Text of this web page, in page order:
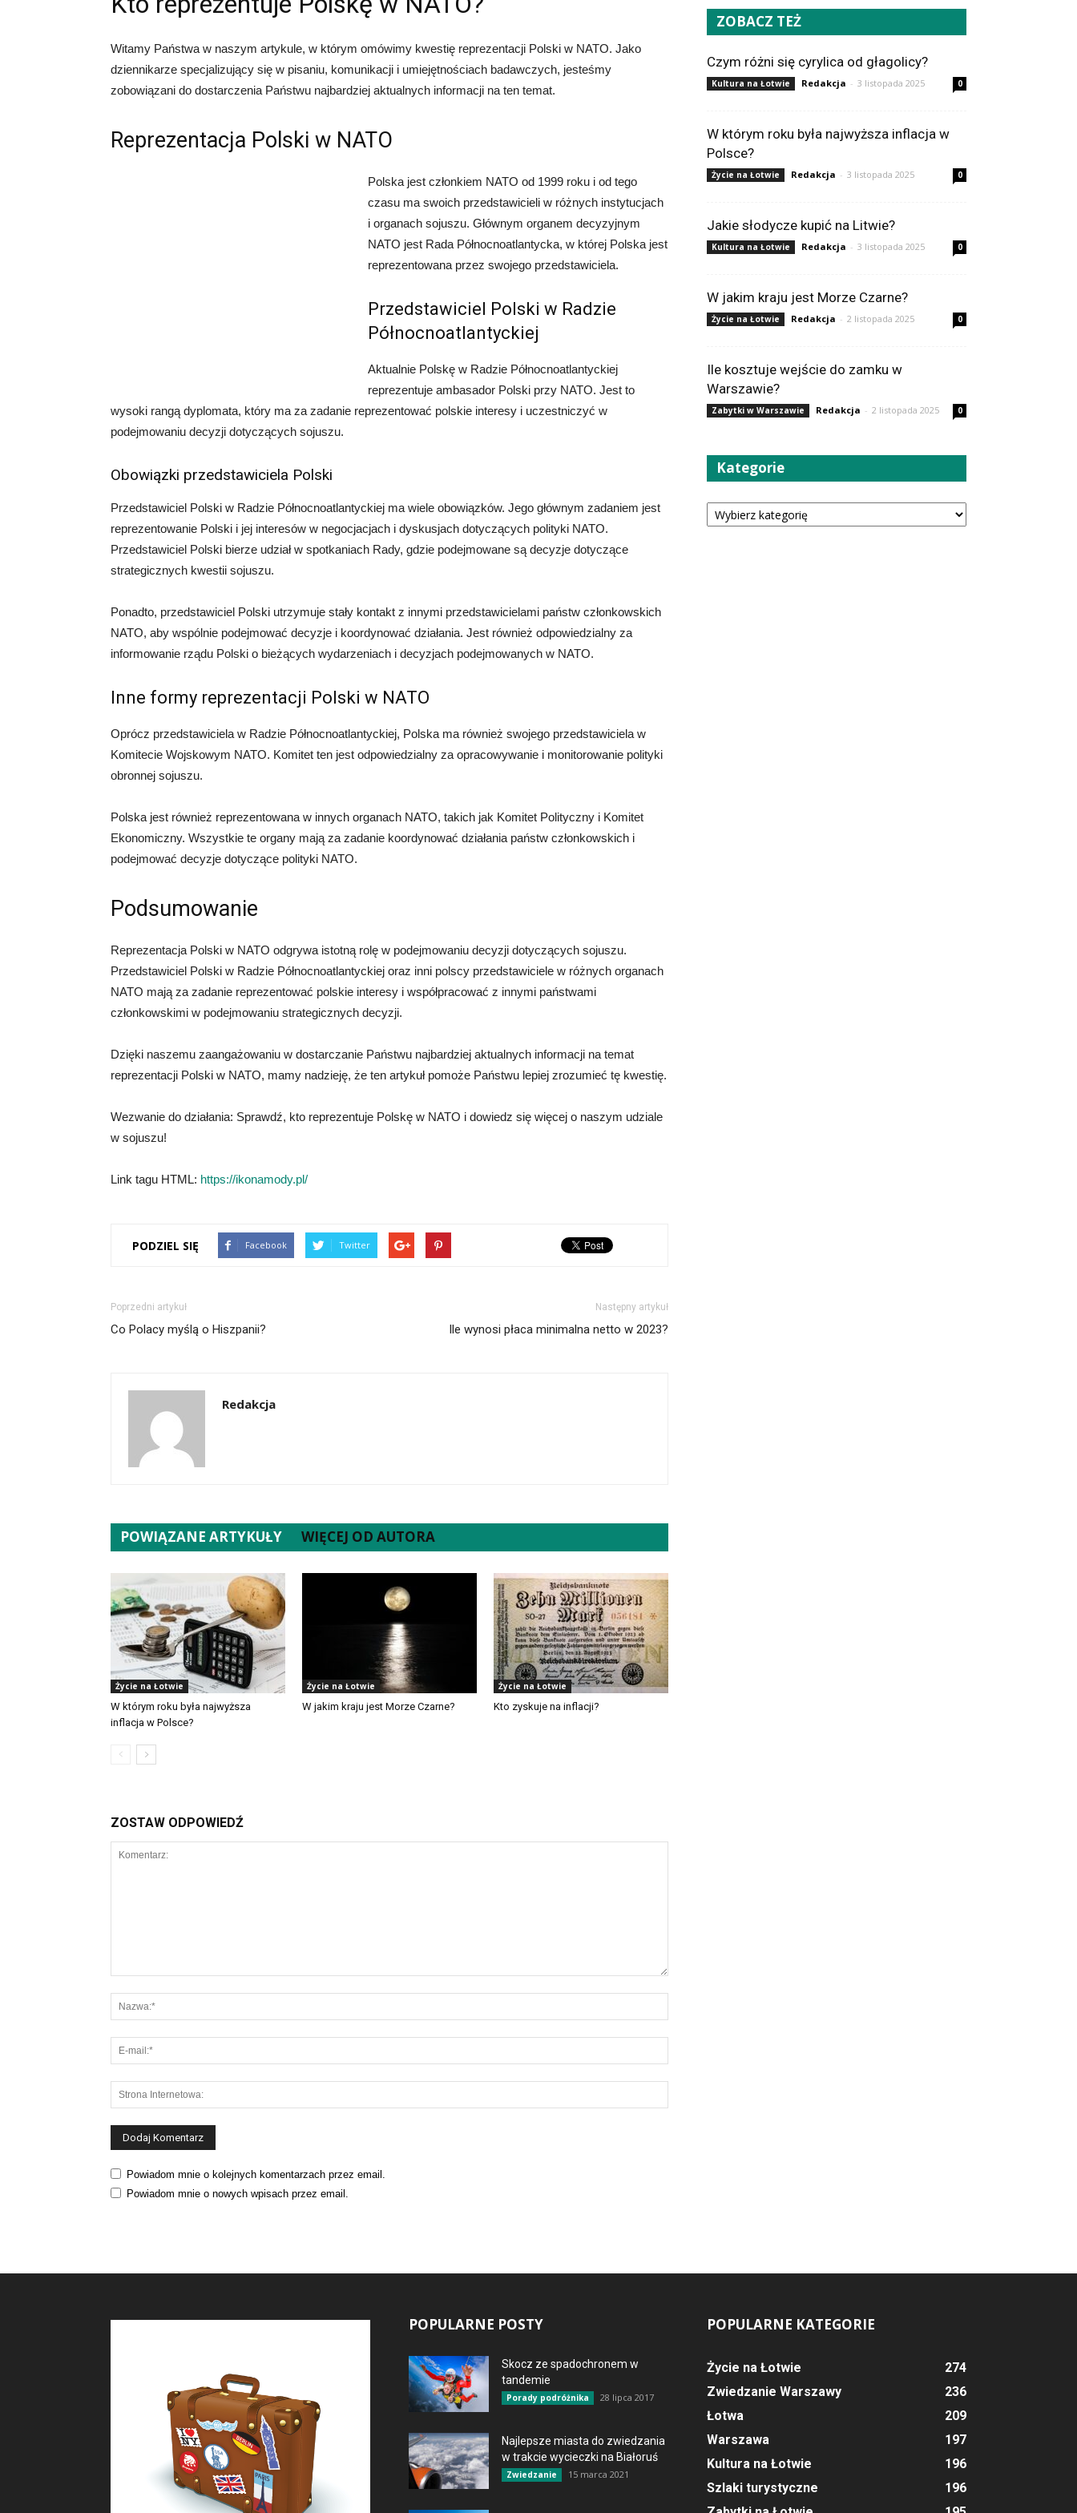
Witamy Państwa w naszym artykule, w którym omówimy kwestię reprezentacji Polski w NATO. Jako
dziennikarze specjalizujący się w pisaniu, komunikacji i umiejętnościach badawczych, jesteśmy
zobowiązani do dostarczenia Państwu najbardziej aktualnych informacji na ten temat.
Reprezentacja Polski w NATO
Polska jest członkiem NATO od 1999 roku i od tego
czasu ma swoich przedstawicieli w różnych instytucjach
i organach sojuszu. Głównym organem decyzyjnym
NATO jest Rada Północnoatlantycka, w której Polska jest
reprezentowana przez swojego przedstawiciela.
Przedstawiciel Polski w Radzie
Północnoatlantyckiej
Aktualnie Polskę w Radzie Północnoatlantyckiej
reprezentuje ambasador Polski przy NATO. Jest to
wysoki rangą dyplomata, który ma za zadanie reprezentować polskie interesy i uczestniczyć w
podejmowaniu decyzji dotyczących sojuszu.
Obowiązki przedstawiciela Polski
Przedstawiciel Polski w Radzie Północnoatlantyckiej ma wiele obowiązków. Jego głównym zadaniem jest
reprezentowanie Polski i jej interesów w negocjacjach i dyskusjach dotyczących polityki NATO.
Przedstawiciel Polski bierze udział w spotkaniach Rady, gdzie podejmowane są decyzje dotyczące
strategicznych kwestii sojuszu.
Ponadto, przedstawiciel Polski utrzymuje stały kontakt z innymi przedstawicielami państw członkowskich
NATO, aby wspólnie podejmować decyzje i koordynować działania. Jest również odpowiedzialny za
informowanie rządu Polski o bieżących wydarzeniach i decyzjach podejmowanych w NATO.
Inne formy reprezentacji Polski w NATO
Oprócz przedstawiciela w Radzie Północnoatlantyckiej, Polska ma również swojego przedstawiciela w
Komitecie Wojskowym NATO. Komitet ten jest odpowiedzialny za opracowywanie i monitorowanie polityki
obronnej sojuszu.
Polska jest również reprezentowana w innych organach NATO, takich jak Komitet Polityczny i Komitet
Ekonomiczny. Wszystkie te organy mają za zadanie koordynować działania państw członkowskich i
podejmować decyzje dotyczące polityki NATO.
Podsumowanie
Reprezentacja Polski w NATO odgrywa istotną rolę w podejmowaniu decyzji dotyczących sojuszu.
Przedstawiciel Polski w Radzie Północnoatlantyckiej oraz inni polscy przedstawiciele w różnych organach
NATO mają za zadanie reprezentować polskie interesy i współpracować z innymi państwami
członkowskimi w podejmowaniu strategicznych decyzji.
Dzięki naszemu zaangażowaniu w dostarczanie Państwu najbardziej aktualnych informacji na temat
reprezentacji Polski w NATO, mamy nadzieję, że ten artykuł pomoże Państwu lepiej zrozumieć tę kwestię.
Wezwanie do działania: Sprawdź, kto reprezentuje Polskę w NATO i dowiedz się więcej o naszym udziale
w sojuszu!
Link tagu HTML: https://ikonamody.pl/
PODZIEL SIĘ Facebook Twitter
Poprzedni artykuł
Co Polacy myślą o Hiszpanii?
Następny artykuł
Ile wynosi płaca minimalna netto w 2023?
Redakcja
POWIĄZANE ARTYKUŁY WIĘCEJ OD AUTORA
Życie na Łotwie
W którym roku była najwyższa
inflacja w Polsce?
Życie na Łotwie
W jakim kraju jest Morze Czarne?
Życie na Łotwie
Kto zyskuje na inflacji?
ZOSTAW ODPOWIEDŹ
Powiadom mnie o kolejnych komentarzach przez email.
Powiadom mnie o nowych wpisach przez email.
ZOBACZ TEŻ
Czym różni się cyrylica od głagolicy?
Kultura na Łotwie Redakcja - 3 listopada 2025 0
W którym roku była najwyższa inflacja w
Polsce?
Życie na Łotwie Redakcja - 3 listopada 2025 0
Jakie słodycze kupić na Litwie?
Kultura na Łotwie Redakcja - 3 listopada 2025 0
W jakim kraju jest Morze Czarne?
Życie na Łotwie Redakcja - 2 listopada 2025 0
Ile kosztuje wejście do zamku w
Warszawie?
Zabytki w Warszawie Redakcja - 2 listopada 2025 0
Kategorie
Kategorie
POPULARNE POSTY
Skocz ze spadochronem w
tandemie
Porady podróżnika 28 lipca 2017
Najlepsze miasta do zwiedzania
w trakcie wycieczki na Białoruś
Zwiedzanie 15 marca 2021
POPULARNE KATEGORIE
Życie na Łotwie
274
Zwiedzanie Warszawy
236
Łotwa
209
Warszawa
197
Kultura na Łotwie
196
Szlaki turystyczne
196